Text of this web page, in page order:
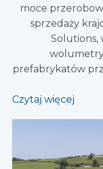
moce
sprzedaży
Solutions,
prefabrykatów
Czytaj więcej